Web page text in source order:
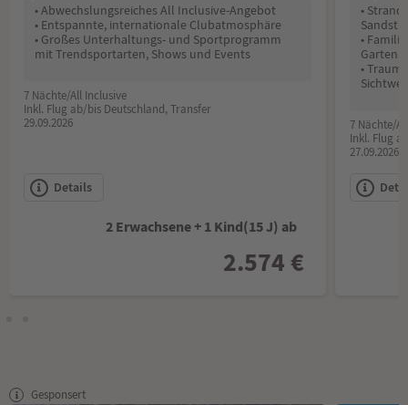
• Abwechslungsreiches All Inclusive-Angebot
• Entspannte, internationale Clubatmosphäre
• Großes Unterhaltungs- und Sportprogramm
mit Trendsportarten, Shows und Events
7 Nächte/All Inclusive
Inkl. Flug ab/bis Deutschland, Transfer
29.09.2026
Details
2 Erwachsene + 1 Kind(15 J) ab
2.574 €
•
•
•
7 Nächte/
Inkl. Flug
27.09.2026
Gesponsert